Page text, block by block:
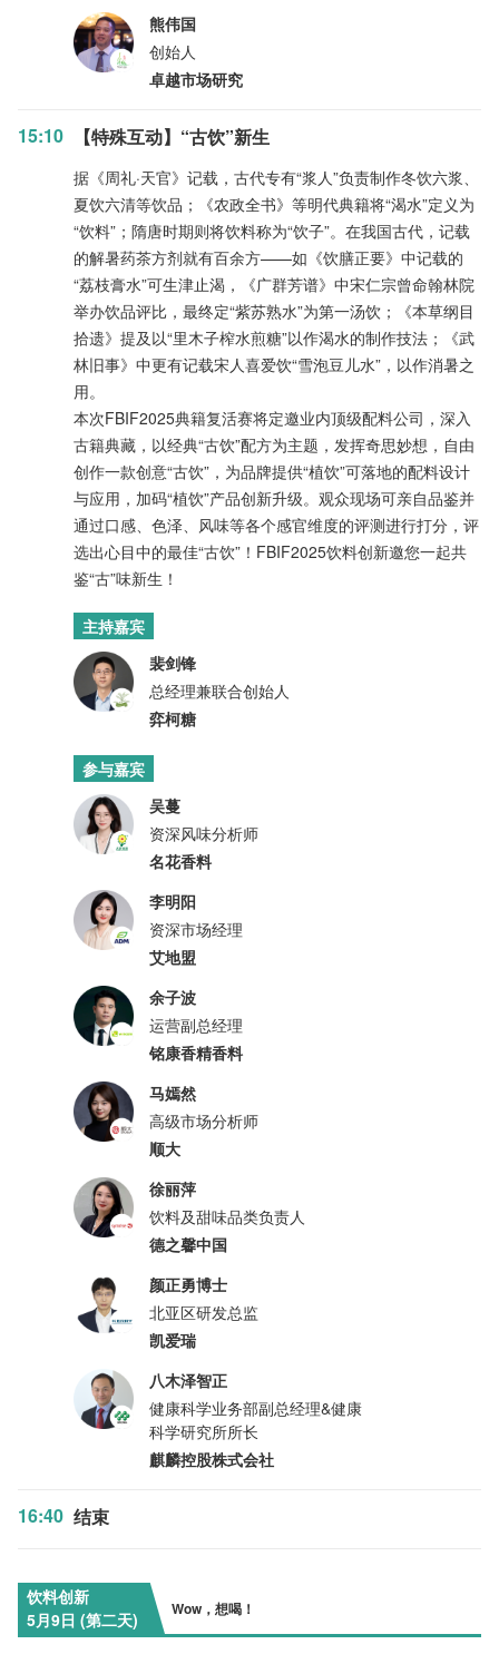
熊伟国
创始人
卓越市场研究
15:10 【特殊互动】“古饮”新生
据《周礼·天官》记载，古代专有“浆人”负责制作冬饮六浆、
夏饮六清等饮品；《农政全书》等明代典籍将“渴水”定义为
“饮料”；隋唐时期则将饮料称为“饮子”。在我国古代，记载
的解暑药茶方剂就有百余方——如《饮膳正要》中记载的
“荔枝膏水”可生津止渴，《广群芳谱》中宋仁宗曾命翰林院
举办饮品评比，最终定“紫苏熟水”为第一汤饮；《本草纲目
拾遗》提及以“里木子榨水煎糖”以作渴水的制作技法；《武
林旧事》中更有记载宋人喜爱饮“雪泡豆儿水”，以作消暑之
用。
本次FBIF2025典籍复活赛将定邀业内顶级配料公司，深入
古籍典藏，以经典“古饮”配方为主题，发挥奇思妙想，自由
创作一款创意“古饮”，为品牌提供“植饮”可落地的配料设计
与应用，加码“植饮”产品创新升级。观众现场可亲自品鉴并
通过口感、色泽、风味等各个感官维度的评测进行打分，评
选出心目中的最佳“古饮”！FBIF2025饮料创新邀您一起共
鉴“古”味新生！
主持嘉宾
裴剑锋
总经理兼联合创始人
弈柯糖
参与嘉宾
吴蔓
资深风味分析师
名花香料
李明阳
资深市场经理
艾地盟
余子波
运营副总经理
铭康香精香料
马嫣然
高级市场分析师
顺大
徐丽萍
饮料及甜味品类负责人
德之馨中国
颜正勇博士
北亚区研发总监
凯爱瑞
八木泽智正
健康科学业务部副总经理&健康
科学研究所所长
麒麟控股株式会社
16:40 结束
饮料创新
5月9日 (第二天)
Wow，想喝！